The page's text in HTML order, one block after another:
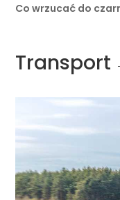
Co wrzucać do
Transport